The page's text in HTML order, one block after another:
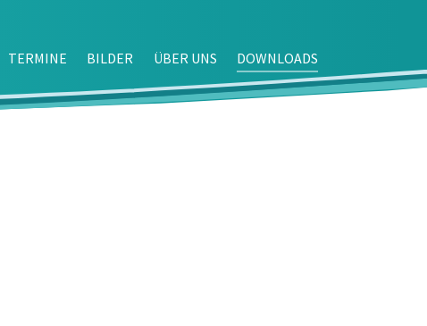
TERMINE BILDER ÜBER UNS DOWNLOADS